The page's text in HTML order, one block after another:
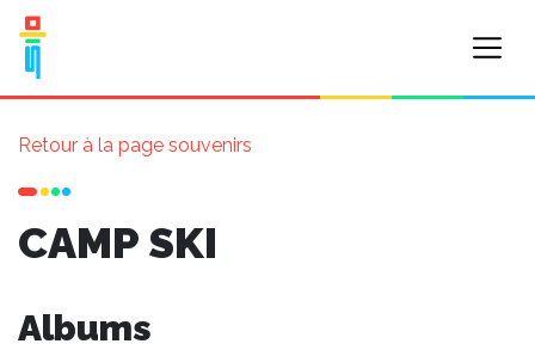
Retour à la page souvenirs
CAMP SKI
Albums